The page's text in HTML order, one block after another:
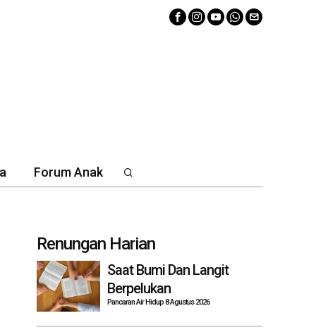
Forum Anak
Renungan Harian
Saat Bumi Dan Langit
Berpelukan
Pancaran Air Hidup 8 Agustus 2026